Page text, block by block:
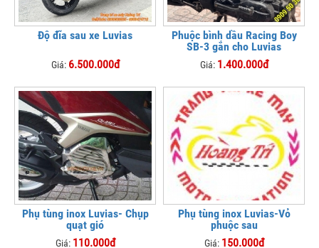
Độ đĩa sau xe Luvias
Giá: 6.500.000đ
Phuộc bình dầu Racing Boy
SB-3 gắn cho Luvias
Giá: 1.400.000đ
Phụ tùng inox Luvias- Chụp
quạt gió
Giá: 110.000đ
Phụ tùng inox Luvias-Vỏ
phuộc sau
Giá: 150.000đ